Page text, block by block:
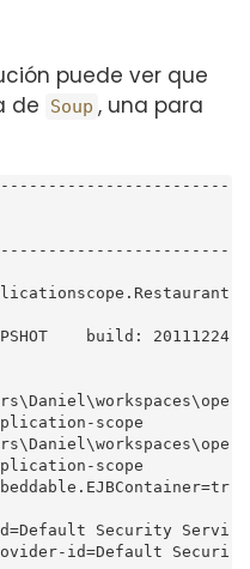
puede ver que
de
Soup , una para
build: 20111224
scope
scope
Security Servi
id=Default Securi